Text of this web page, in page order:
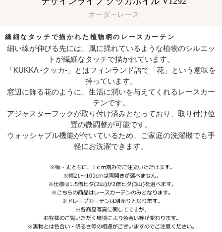
繊細なタッチで描かれた植物柄のレースカーテン
オーダーレース
細い線が伸びる先には、風に揺れているような植物のシルエッ
トが繊細なタッチで描かれています。
「KUKKA -クッカ-」とはフィンランド語で「花」という意味を
持っています。
窓辺に飾る花のように、生活に潤いを与えてくれるレースカー
テンです。
アジャスターフックが取り付け済みとなっており、取り付け位
置の微調整が可能です。
ウォッシャブル機能が付いているため、ご家庭の洗濯機でも手
軽にお洗濯できます。